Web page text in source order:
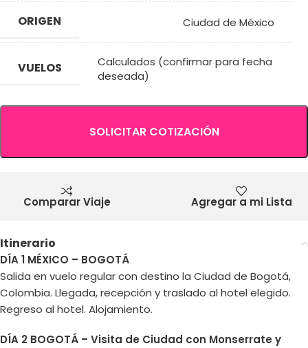
ORIGEN Ciudad de México
VUELOS
Calculados (confirmar para fecha
deseada)
SOLICITAR COTIZACIÓN
Comparar Viaje Agregar a mi Lista
Itinerario
DÍA 1 MÉXICO – BOGOTÁ
Salida en vuelo regular con destino la Ciudad de Bogotá,
Colombia. Llegada, recepción y traslado al hotel elegido.
Regreso al hotel. Alojamiento.
DÍA 2 BOGOTÁ – Visita de Ciudad con Monserrate y